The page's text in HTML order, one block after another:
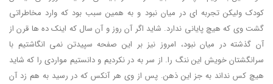
کودک ولیکن تجربه ای در میان نبود و به همین سبب بود که وارد مخاطراتی
گشت وی که هیچ پایانی ندارد. شاید اگر آن روز و آن سال که اینک ده ها قرن از
آن گذشته در میان نبود، امروز نیز بر این صفحه سپیدتن نمی انگاشتیم با
سرانگشتان خویش این ننگ را. از سر به در نکردیم و دانستیم مواردی را که شاید
هیچ کس نداند به جز این ذهن. پس از وی هر آنکس که در رسید به هم زد آن